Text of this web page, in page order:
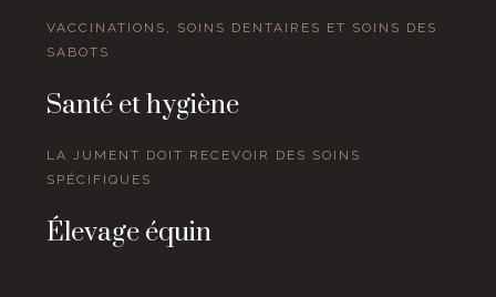
VACCINATIONS, SOINS DENTAIRES ET SOINS DES
SABOTS
Santé et hygiène
LA JUMENT DOIT RECEVOIR DES SOINS
SPÉCIFIQUES
Élevage équin